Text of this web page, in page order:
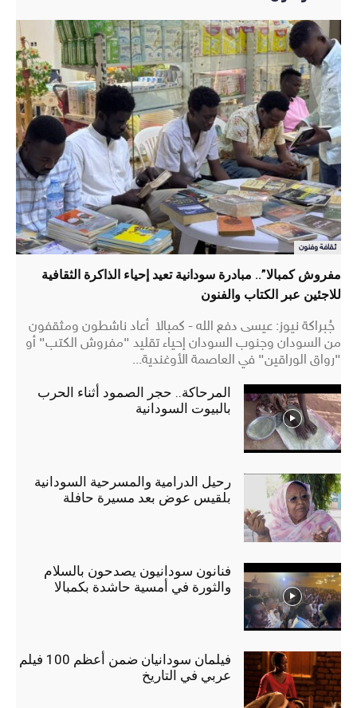
ثقافة وفنون
مفروش كمبالا”.. مبادرة سودانية تعيد إحياء الذاكرة الثقافية
للاجئين عبر الكتاب والفنون
جُبراكة نيوز: عيسى دفع الله - كمبالا أعاد ناشطون ومثقفون
من السودان وجنوب السودان إحياء تقليد "مفروش الكتب" أو
"رواق الوراقين" في العاصمة الأوغندية...
المرحاكة.. حجر الصمود أثناء الحرب
بالبيوت السودانية
رحيل الدرامية والمسرحية السودانية
بلقيس عوض بعد مسيرة حافلة
فنانون سودانيون يصدحون بالسلام
والثورة في أمسية حاشدة بكمبالا
فيلمان سودانيان ضمن أعظم 100 فيلم
عربي في التاريخ